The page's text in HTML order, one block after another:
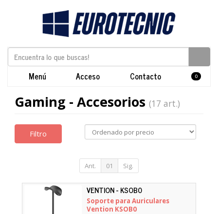
Menú Acceso Contacto 0
Gaming - Accesorios (17 art.)
Filtro
Ant. 01 Sig.
VENTION - KSOB0
Soporte para Auriculares
Vention KSOB0